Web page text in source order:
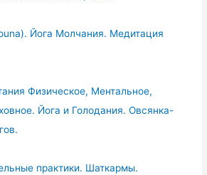
Йога Молчания. Медитация
Физическое, Ментальное,
Йога и Голодания. Овсянка-
практики. Шаткармы.